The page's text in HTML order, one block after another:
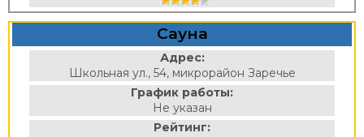
Сауна
Адрес:
Школьная ул., 54, микрорайон Заречье
График работы:
Не указан
Рейтинг: